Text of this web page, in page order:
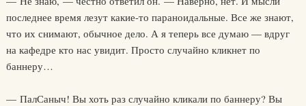
последнее время лезут какие-то параноидальные. Все же знают,
что их снимают, обычное дело. А я теперь все думаю — вдруг
на кафедре кто нас увидит. Просто случайно кликнет по
баннеру…
— ПалСаныч! Вы хоть раз случайно кликали по баннеру? Вы